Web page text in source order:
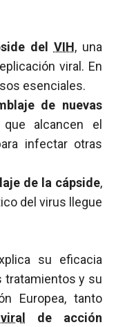
del VIH, una
viral. En
esenciales.
de nuevas
alcancen el
infectar otras
de la cápside,
del virus llegue
su eficacia
tratamientos y su
Europea, tanto
de acción